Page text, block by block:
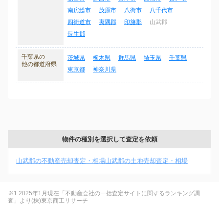
南房総市
茂原市 八街市
八千代市
四街道市
夷隅郡 印旛郡
山武郡
長生郡
千葉県の
他の都道府県
茨城県 栃木県 群馬県 埼玉県
千葉県
東京都
神奈川県
物件の種別を選択して査定を依頼
山武郡の不動産売却査定・相場山武郡の土地売却査定・相場
※1 2025年1月現在「不動産会社の一括査定サイトに関するランキング調
査」より(株)東京商工リサーチ